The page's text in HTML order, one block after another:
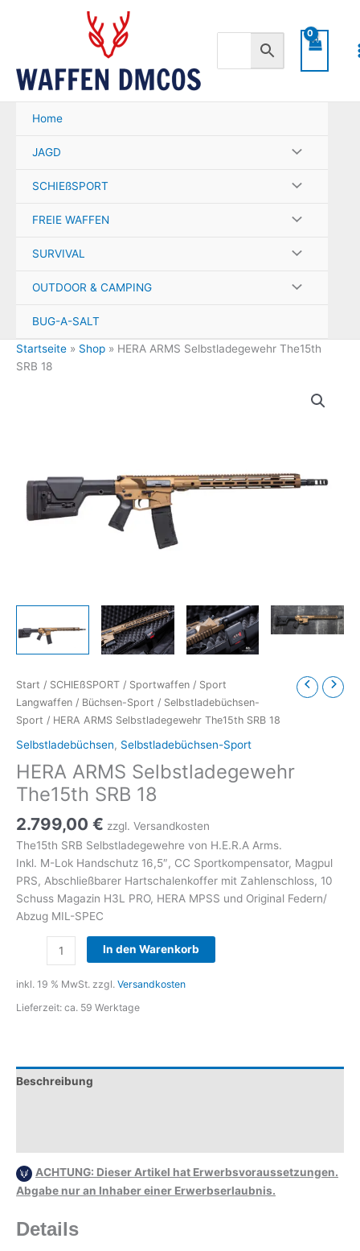
Home
JAGD
SCHIEßSPORT
FREIE WAFFEN
SURVIVAL
OUTDOOR & CAMPING
BUG-A-SALT
Startseite » Shop » HERA ARMS Selbstladegewehr The15th
SRB 18
Start / SCHIEßSPORT / Sportwaffen / Sport
Langwaffen / Büchsen-Sport / Selbstladebüchsen-
Sport / HERA ARMS Selbstladegewehr The15th SRB 18
Selbstladebüchsen, Selbstladebüchsen-Sport
HERA ARMS Selbstladegewehr
The15th SRB 18
2.799,00 € zzgl. Versandkosten
The15th SRB Selbstladegewehre von H.E.R.A Arms.
Inkl. M-Lok Handschutz 16,5″, CC Sportkompensator, Magpul
PRS, Abschließbarer Hartschalenkoffer mit Zahlenschloss, 10
Schuss Magazin H3L PRO, HERA MPSS und Original Federn/
Abzug MIL-SPEC
Selbstladegewehr
SRB
In den Warenkorb
inkl. 19 % MwSt. zzgl. Versandkosten
Lieferzeit: ca. 59 Werktage
Beschreibung
ACHTUNG: Dieser Artikel hat Erwerbsvoraussetzungen.
Abgabe nur an Inhaber einer Erwerbserlaubnis.
Details